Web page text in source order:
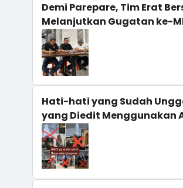
Demi Parepare, Tim Erat
Melanjutkan Gugatan ke-
Hati-hati yang Sudah
yang Diedit Menggunakan